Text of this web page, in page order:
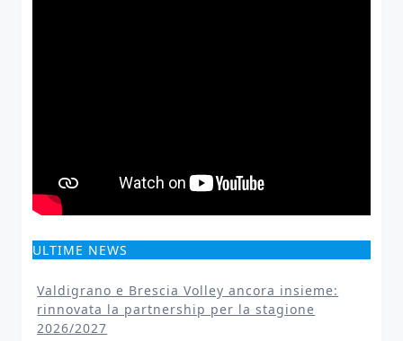
ULTIME NEWS
Valdigrano e Brescia Volley ancora insieme:
rinnovata la partnership per la stagione
2026/2027